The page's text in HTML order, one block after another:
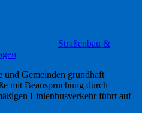
Straßenbau &
und Gemeinden grundhaft
mit Beanspruchung durch
Linienbusverkehr führt auf